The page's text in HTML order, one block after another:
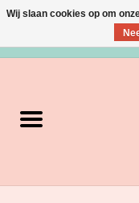
Verzorging
Wij slaan cookies op om